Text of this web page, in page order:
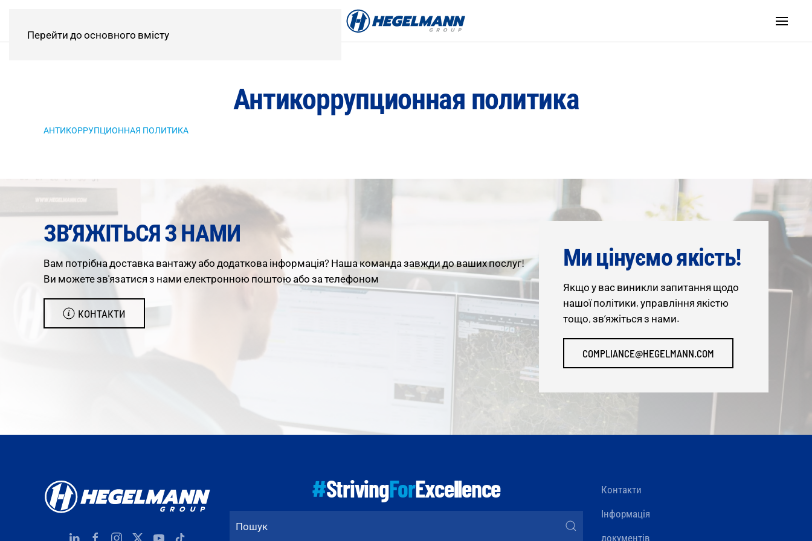
Перейти до основного вмісту
Антикоррупционная политика
АНТИКОРРУПЦИОННАЯ ПОЛИТИКА
ЗВ’ЯЖІТЬСЯ З НАМИ
Вам потрібнадоставка вантажу або додаткова інформація? Нашакоманда завждидовашихпослуг!
Ви можете зв'язатися з нами електронною поштою або за телефоном
КОНТАКТИ
Ми цінуємо якість!
Якщо у вас виникли запитання щодо
нашої політики, управління якістю
тощо, зв’яжіться з нами.
COMPLIANCE@HEGELMANN.COM
#StrivingForExcellence
Контакти
Інформація
документів